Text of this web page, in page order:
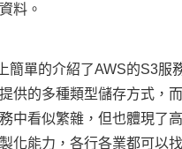
料。
簡單的介紹了AWS的S3服
供的多種類型儲存方式，而
中看似繁雜，但也體現了高
化能力，各行各業都可以找